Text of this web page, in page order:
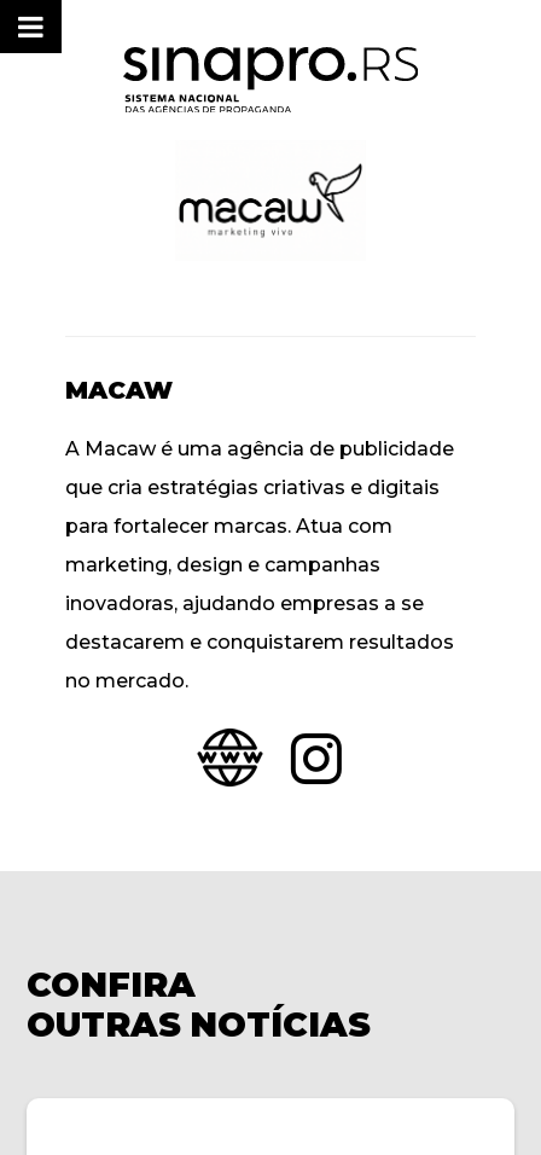
MACAW
A Macaw é uma agência de publicidade
que cria estratégias criativas e digitais
para fortalecer marcas. Atua com
marketing, design e campanhas
inovadoras, ajudando empresas a se
destacarem e conquistarem resultados
no mercado.
CONFIRA
OUTRAS NOTÍCIAS